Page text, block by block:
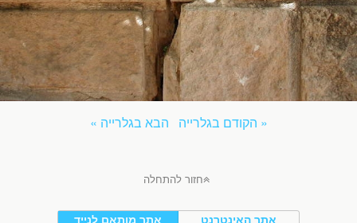
« הקודם בגלרייה הבא בגלרייה »
חזור להתחלה
אתר מותאם לנייד אתר האינטרנט